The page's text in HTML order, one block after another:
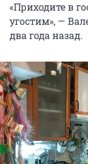
«Приходите в
угостим», —
два года назад.